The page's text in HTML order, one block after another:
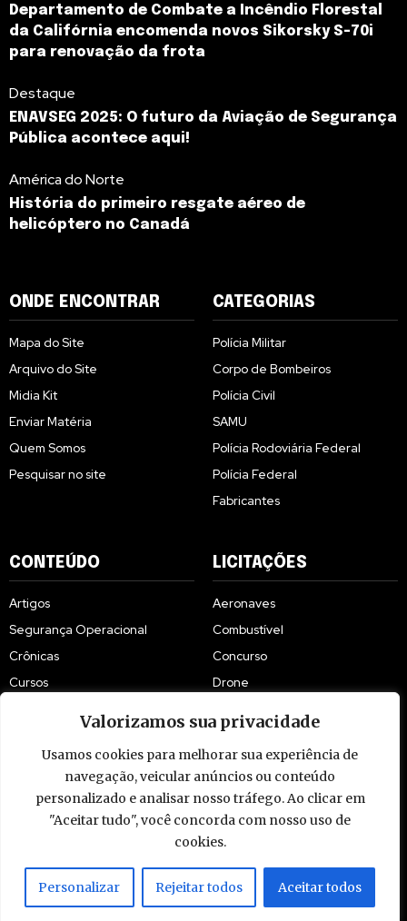
Valorizamos sua privacidade
Usamos cookies para melhorar sua experiência de
navegação, veicular anúncios ou conteúdo
personalizado e analisar nosso tráfego. Ao clicar em
"Aceitar tudo", você concorda com nosso uso de
cookies.
Personalizar Rejeitar todos Aceitar todos
Departamento de Combate a Incêndio Florestal
da Califórnia encomenda novos Sikorsky S-70i
para renovação da frota
Destaque
ENAVSEG 2025: O futuro da Aviação de Segurança
Pública acontece aqui!
América do Norte
História do primeiro resgate aéreo de
helicóptero no Canadá
ONDE ENCONTRAR
Mapa do Site
Arquivo do Site
Midia Kit
Enviar Matéria
Quem Somos
Pesquisar no site
CATEGORIAS
Polícia Militar
Corpo de Bombeiros
Polícia Civil
SAMU
Polícia Rodoviária Federal
Polícia Federal
Fabricantes
CONTEÚDO
Artigos
Segurança Operacional
Crônicas
Cursos
Gestão
LICITAÇÕES
Aeronaves
Combustível
Concurso
Drone
Manutenção
© 2009 - 2026 Piloto Policial. Todos os direitos reservados. Brasil.